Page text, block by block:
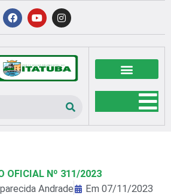
F
a
c
b
o
o
k
Y
o
u
u
b
e
I
n
s
a
g
r
a
OFICIAL Nº 311/2023
Andrade Em 07/11/2023